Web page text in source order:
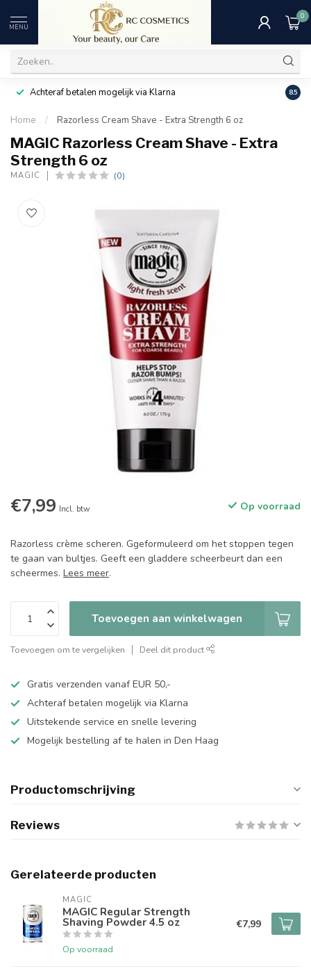
MENU
0
Achteraf betalen mogelijk via Klarna 8.5
Home / Razorless Cream Shave - Extra Strength 6 oz
MAGIC Razorless Cream Shave - Extra
Strength 6 oz
MAGIC (0)
€7,99 Incl. btw Op voorraad
Razorless crème scheren. Ggeformuleerd om het stoppen tegen
te gaan van bultjes. Geeft een gladdere scheerbeurt dan een
scheermes. Lees meer.
Toevoegen aan winkelwagen
Toevoegen om te vergelijken Deel dit product
Gratis verzenden vanaf EUR 50,-
Achteraf betalen mogelijk via Klarna
Uitstekende service en snelle levering
Mogelijk bestelling af te halen in Den Haag
Productomschrijving
Reviews
Gerelateerde producten
MAGIC
MAGIC Regular Strength
Shaving Powder 4.5 oz
Op voorraad
€7,99